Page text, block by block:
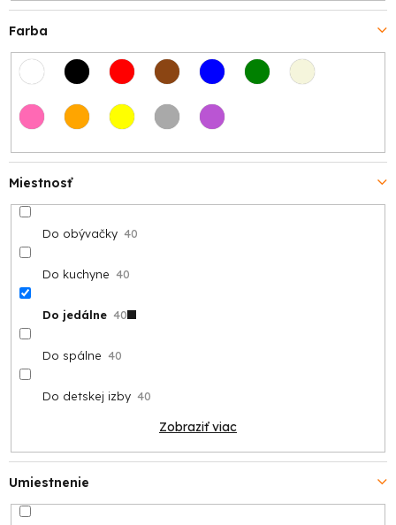
Farba
Miestnosť
Do obývačky 40
Do kuchyne 40
Do jedálne 40
Do spálne 40
Do detskej izby 40
Zobraziť viac
Umiestnenie